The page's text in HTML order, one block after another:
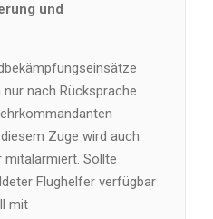
und
nach Rücksprache
Zuge wird auch
mitalarmiert. Sollte
Flughelfer verfügbar
mit